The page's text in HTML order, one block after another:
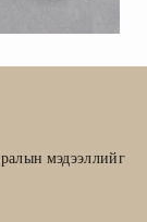
мэдээллийг